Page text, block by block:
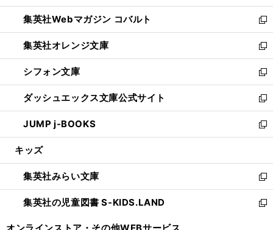
開
く
ウ
で
開
く
ン
ド
ウ
で
開
く
ウ
ィ
ン
ド
ウ
で
開
く
集英社Webマガジン コバルト
新
し
い
ウ
ィ
ン
ド
ウ
で
開
集英社オレンジ文庫
新
し
い
ウ
ィ
ン
ド
ウ
開
く
シフォン文庫
新
し
い
ウ
ィ
ン
ウ
で
開
く
ダッシュエックス文庫公式サイト
新
し
い
ウ
ン
ド
ウ
で
JUMP j-BOOKS
新
し
ウ
ィ
ン
ド
キッズ
集英社みらい文庫
新
し
い
集英社の児童図書 S-KIDS.LAND
新